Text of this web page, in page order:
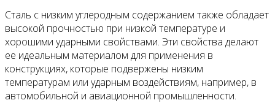
Сталь с низким углеродным содержанием также обладает
высокой прочностью при низкой температуре и
хорошими ударными свойствами. Эти свойства делают
ее идеальным материалом для применения в
конструкциях, которые подвержены низким
температурам или ударным воздействиям, например, в
автомобильной и авиационной промышленности.